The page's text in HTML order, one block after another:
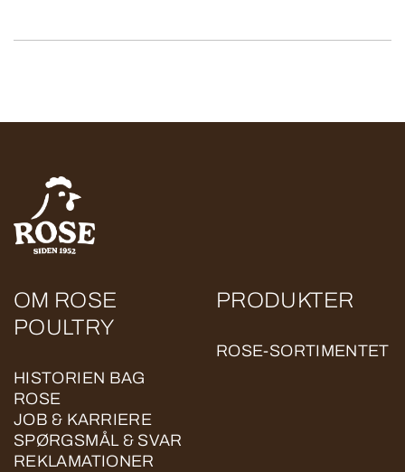
OM ROSE
POULTRY
HISTORIEN BAG
ROSE
JOB & KARRIERE
SPØRGSMÅL & SVAR
REKLAMATIONER
PRODUKTER
ROSE-SORTIMENTET